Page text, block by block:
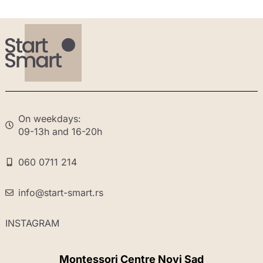
On weekdays:
09-13h and 16-20h
060 0711 214
info@start-smart.rs
INSTAGRAM
Montessori Centre Novi Sad